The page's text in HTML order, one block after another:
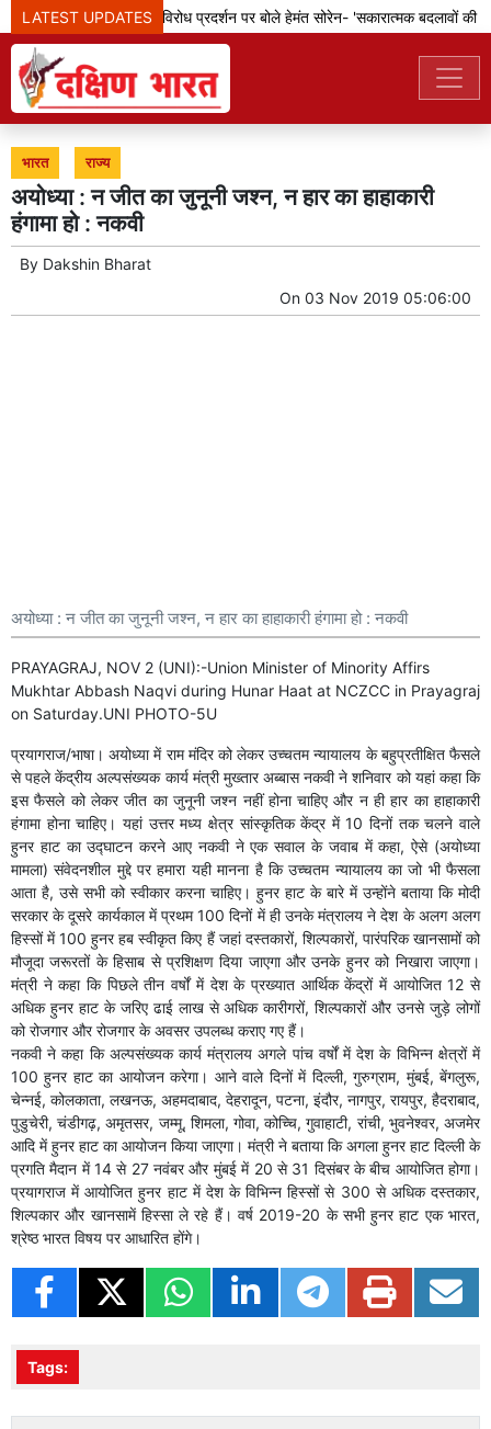
LATEST UPDATES
झारखंड: छात्रों के विरोध प्रदर्शन पर बोले हेमंत सोरेन- 'सकारात्मक बदलावों की
भारत राज्य
अयोध्या : न जीत का जुनूनी जश्‍न, न हार का हाहाकारी
हंगामा हो : नकवी
By Dakshin Bharat
On 03 Nov 2019 05:06:00
अयोध्या : न जीत का जुनूनी जश्‍न, न हार का हाहाकारी हंगामा हो : नकवी
PRAYAGRAJ, NOV 2 (UNI):-Union Minister of Minority Affirs
Mukhtar Abbash Naqvi during Hunar Haat at NCZCC in Prayagraj
on Saturday.UNI PHOTO-5U
प्रयागराज/भाषा। अयोध्या में राम मंदिर को लेकर उच्चतम न्यायालय के बहुप्रतीक्षित फैसले
से पहले केंद्रीय अल्पसंख्यक कार्य मंत्री मुख्तार अब्बास नकवी ने शनिवार को यहां कहा कि
इस फैसले को लेकर जीत का जुनूनी जश्न नहीं होना चाहिए और न ही हार का हाहाकारी
हंगामा होना चाहिए। यहां उत्तर मध्य क्षेत्र सांस्कृतिक केंद्र में 10 दिनों तक चलने वाले
हुनर हाट का उद्घाटन करने आए नकवी ने एक सवाल के जवाब में कहा, ऐसे (अयोध्या
मामला) संवेदनशील मुद्दे पर हमारा यही मानना है कि उच्चतम न्यायालय का जो भी फैसला
आता है, उसे सभी को स्वीकार करना चाहिए। हुनर हाट के बारे में उन्होंने बताया कि मोदी
सरकार के दूसरे कार्यकाल में प्रथम 100 दिनों में ही उनके मंत्रालय ने देश के अलग अलग
हिस्सों में 100 हुनर हब स्वीकृत किए हैं जहां दस्तकारों, शिल्पकारों, पारंपरिक खानसामों को
मौजूदा जरूरतों के हिसाब से प्रशिक्षण दिया जाएगा और उनके हुनर को निखारा जाएगा।
मंत्री ने कहा कि पिछले तीन वर्षों में देश के प्रख्यात आर्थिक केंद्रों में आयोजित 12 से
अधिक हुनर हाट के जरिए ढाई लाख से अधिक कारीगरों, शिल्पकारों और उनसे जुड़े लोगों
को रोजगार और रोजगार के अवसर उपलब्ध कराए गए हैं।
नकवी ने कहा कि अल्पसंख्यक कार्य मंत्रालय अगले पांच वर्षों में देश के विभिन्न क्षेत्रों में
100 हुनर हाट का आयोजन करेगा। आने वाले दिनों में दिल्ली, गुरुग्राम, मुंबई, बेंगलुरू,
चेन्नई, कोलकाता, लखनऊ, अहमदाबाद, देहरादून, पटना, इंदौर, नागपुर, रायपुर, हैदराबाद,
पुडुचेरी, चंडीगढ़, अमृतसर, जम्मू, शिमला, गोवा, कोच्चि, गुवाहाटी, रांची, भुवनेश्वर, अजमेर
आदि में हुनर हाट का आयोजन किया जाएगा। मंत्री ने बताया कि अगला हुनर हाट दिल्ली के
प्रगति मैदान में 14 से 27 नवंबर और मुंबई में 20 से 31 दिसंबर के बीच आयोजित होगा।
प्रयागराज में आयोजित हुनर हाट में देश के विभिन्न हिस्सों से 300 से अधिक दस्तकार,
शिल्पकार और खानसामें हिस्सा ले रहे हैं। वर्ष 2019-20 के सभी हुनर हाट एक भारत,
श्रेष्ठ भारत विषय पर आधारित होंगे।
Tags: